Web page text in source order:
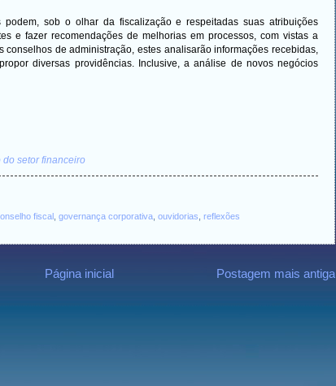
podem, sob o olhar da fiscalização e respeitadas suas atribuições
e fazer recomendações de melhorias em processos, com vistas a
conselhos de administração, estes analisarão informações recebidas,
diversas providências. Inclusive, a análise de novos negócios
do setor financeiro
fiscal governança corporativa ouvidorias reflexões
Postagem mais antiga
Página inicial